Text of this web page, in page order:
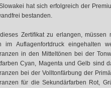
hat sich erfolgreich der
bestanden.
Zertifikat zu erlangen,
im Auflagenfortdruck eingehalten
in den Mitteltönen bei der
Cyan, Magenta und Gelb sind
bei der Volltonfärbung der
für die Sekundärfarben Rot,